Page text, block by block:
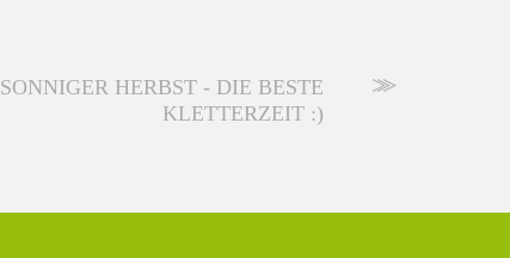
SONNIGER HERBST - DIE BESTE
KLETTERZEIT :)